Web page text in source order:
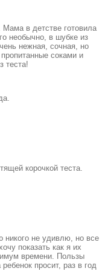
в детстве готовила
необычно, в шубке из
нежная, сочная, но
соками и
теста!
корочкой теста.
никого не удивлю, но все
показать как я их
времени. Пользы
ребенок просит, раз в год